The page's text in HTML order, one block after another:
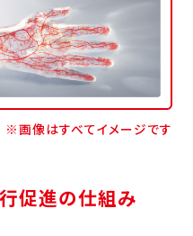
※画像はすべてイメージです
促進の仕組み